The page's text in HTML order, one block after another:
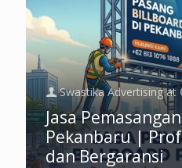
Swastika Advertising at
Jasa
Pekanbaru |
dan Bergaransi